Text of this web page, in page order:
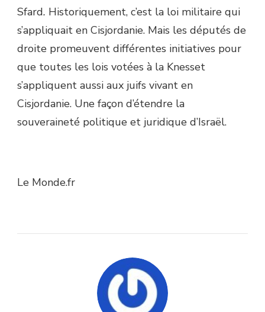
Sfard. Historiquement, c’est la loi militaire qui
s’appliquait en Cisjordanie. Mais les députés de
droite promeuvent différentes initiatives pour
que toutes les lois votées à la Knesset
s’appliquent aussi aux juifs vivant en
Cisjordanie. Une façon d’étendre la
souveraineté politique et juridique d’Israël.
Le Monde.fr